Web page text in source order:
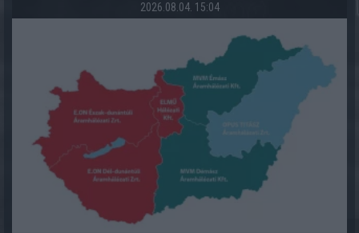
2026.08.04. 15:04